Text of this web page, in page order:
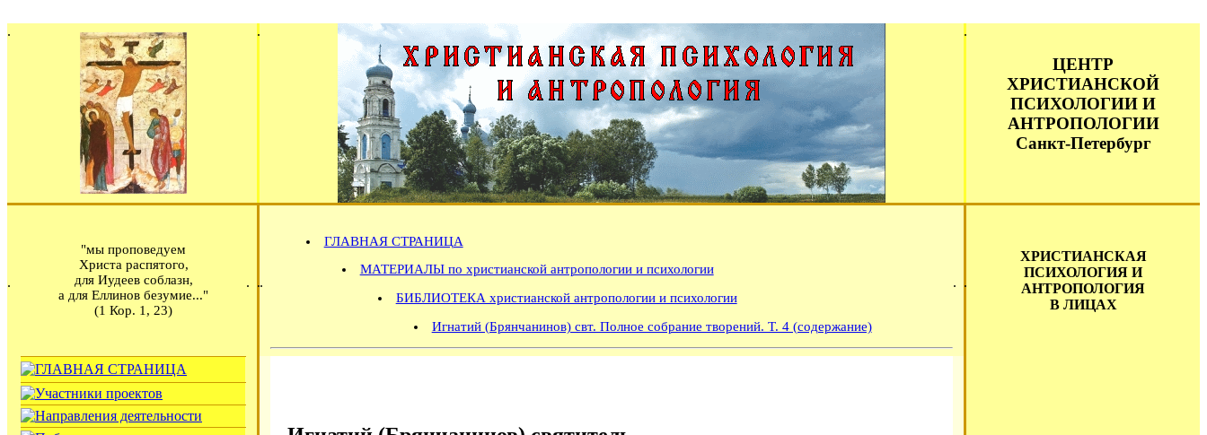
ЦЕНТР
ХРИСТИАНСКОЙ
ПСИХОЛОГИИ И
АНТРОПОЛОГИИ
Санкт-Петербург
"мы проповедуем
Христа распятого,
для Иудеев соблазн,
а для Еллинов безумие..."
(1 Кор. 1, 23)
ГЛАВНАЯ СТРАНИЦА
МАТЕРИАЛЫ по христианской антропологии и психологии
БИБЛИОТЕКА христианской антропологии и психологии
Игнатий (Брянчанинов) свт. Полное собрание творений. Т. 4 (содержание)
ХРИСТИАНСКАЯ
ПСИХОЛОГИЯ И
АНТРОПОЛОГИЯ
В ЛИЦАХ